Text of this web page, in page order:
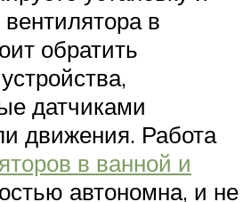
в
обратить
датчиками
движения. Работа
в ванной и
автономна, и не